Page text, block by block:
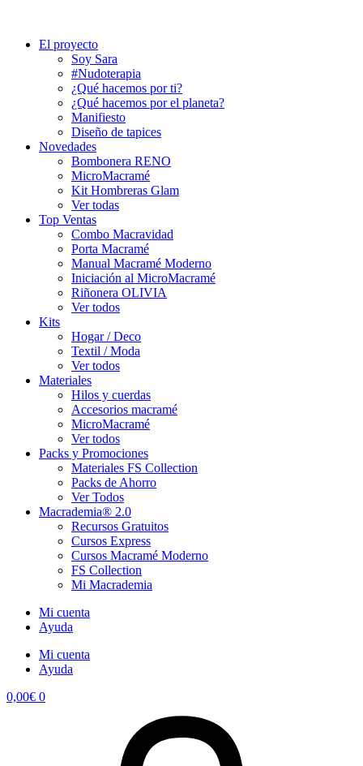
El proyecto
Soy Sara
#Nudoterapia
¿Qué hacemos por ti?
¿Qué hacemos por el planeta?
Manifiesto
Diseño de tapices
Novedades
Bombonera RENO
MicroMacramé
Kit Hombreras Glam
Ver todas
Top Ventas
Combo Macravidad
Porta Macramé
Manual Macramé Moderno
Iniciación al MicroMacramé
Riñonera OLIVIA
Ver todos
Kits
Hogar / Deco
Textil / Moda
Ver todos
Materiales
Hilos y cuerdas
Accesorios macramé
MicroMacramé
Ver todos
Packs y Promociones
Materiales FS Collection
Packs de Ahorro
Ver Todos
Macrademia® 2.0
Recursos Gratuitos
Cursos Express
Cursos Macramé Moderno
FS Collection
Mi Macrademia
Mi cuenta
Ayuda
Mi cuenta
Ayuda
0,00€ 0